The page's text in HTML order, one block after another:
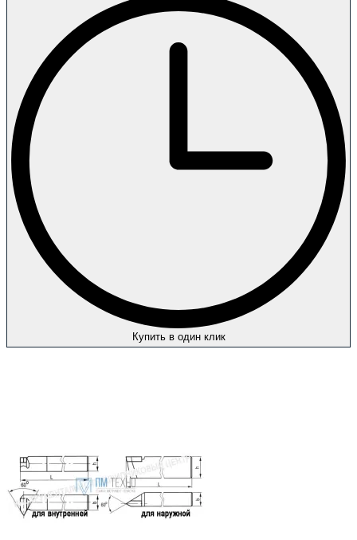
Купить в один клик